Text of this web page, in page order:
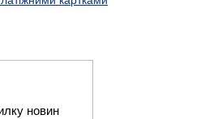
новин